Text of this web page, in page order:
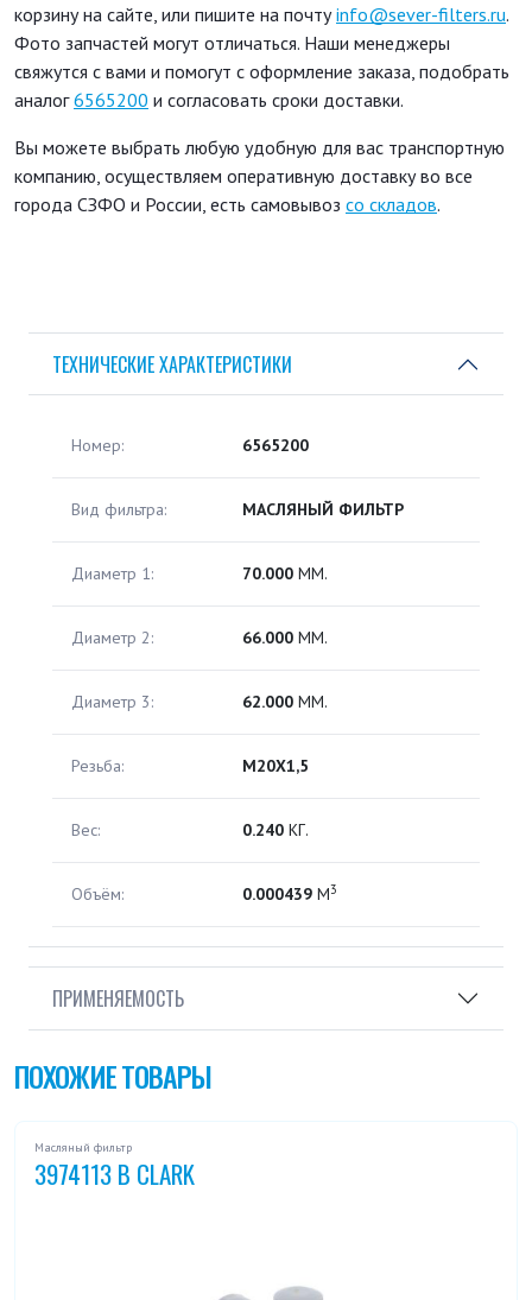
корзину на сайте, или пишите на почтуinfo@sever-filters.ru.
Фото запчастей могут отличаться. Наши менеджеры
свяжутся с вами и помогут с оформление заказа, подобрать
аналог6565200 и согласовать сроки доставки.
Вы можете выбрать любую удобную для вас транспортную
компанию, осуществляем оперативную доставку во все
города СЗФО и России, есть самовывоз со складов.
ТЕХНИЧЕСКИЕ ХАРАКТЕРИСТИКИ
Номер: 6565200
Вид фильтра: МАСЛЯНЫЙ ФИЛЬТР
Диаметр 1: 70.000 ММ.
Диаметр 2: 66.000 ММ.
Диаметр 3: 62.000 ММ.
Резьба: M20X1,5
Вес: 0.240 КГ.
Объём: 0.000439 М3
ПРИМЕНЯЕМОСТЬ
ПОХОЖИЕ ТОВАРЫ
Масляный фильтр
3974113 B CLARK